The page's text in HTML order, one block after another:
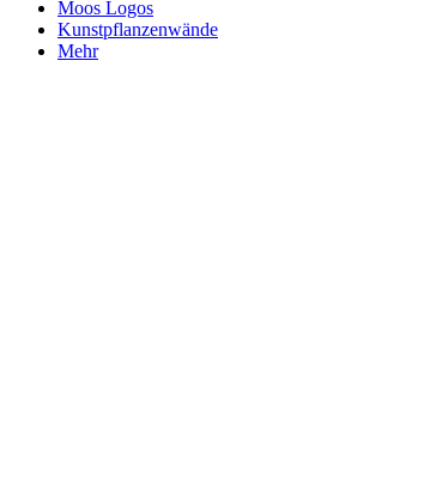
Moos Logos
Kunstpflanzenwände
Mehr